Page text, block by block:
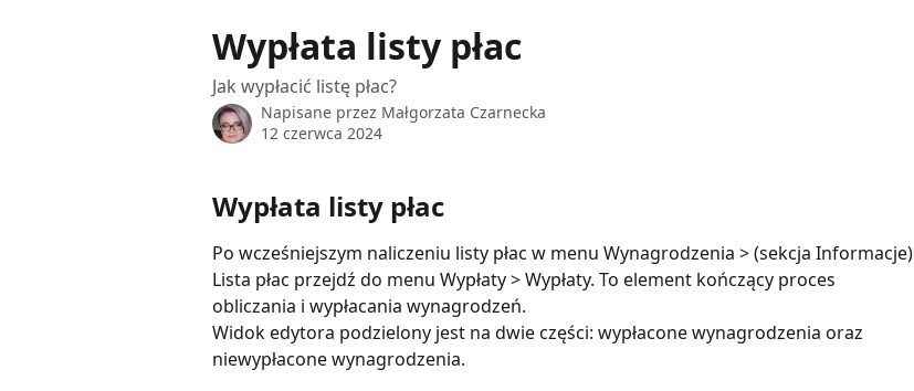
Wypłata listy płac
Jak wypłacić listę płac?
Napisane przez Małgorzata Czarnecka
12 czerwca 2024
Wypłata listy płac
Po wcześniejszym naliczeniu listy płac w menu Wynagrodzenia > (sekcja Informacje)
Lista płac przejdź do menu Wypłaty > Wypłaty. To element kończący proces
obliczania i wypłacania wynagrodzeń.
Widok edytora podzielony jest na dwie części: wypłacone wynagrodzenia oraz
niewypłacone wynagrodzenia.